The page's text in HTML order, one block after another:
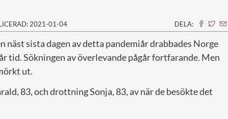
2021-01-04 DELA:
näst sista dagen av detta pandemiår drabbades Norge
tid. Sökningen av överlevande pågår fortfarande. Men
ut.
83, och drottning Sonja, 83, av när de besökte det